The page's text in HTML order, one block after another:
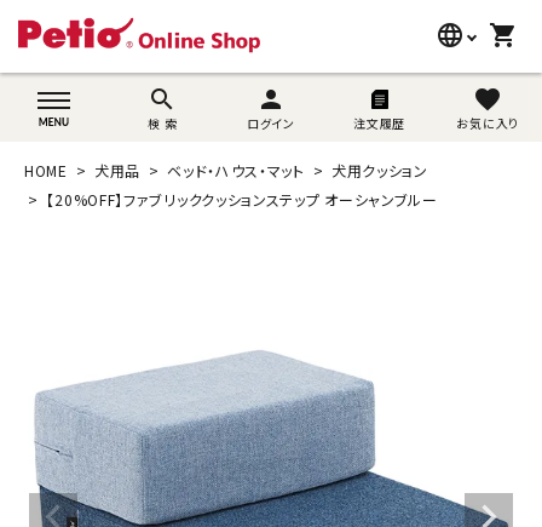
language
wovn-lang-name
shopping_cart
search
検 索
person
ログイン 注文履歴
favorite
お気に入り
search
猫用品
目的別に探す
SNS
ご利用案内
HOME 犬用品 ベッド・ハウス・マット
犬用クッション
【20%OFF】ファブリッククッションステップ オーシャンブルー